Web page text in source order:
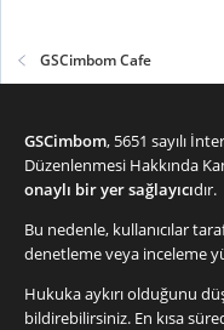
GSCimbom Cafe
GSCimbom, 5651 sayılı
Düzenlenmesi Hakkında
onaylı bir yer sağlayıcıdır.
Bu nedenle, kullanıcılar
denetleme veya inceleme
Hukuka aykırı olduğunu
bildirebilirsiniz. En kısa